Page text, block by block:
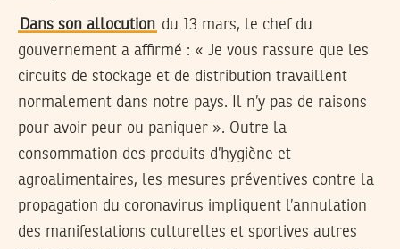
Dans son allocution du 13 mars, le chef du
gouvernement a affirmé : « Je vous rassure que les
circuits de stockage et de distribution travaillent
normalement dans notre pays. Il n’y pas de raisons
pour avoir peur ou paniquer ». Outre la
consommation des produits d’hygiène et
agroalimentaires, les mesures préventives contre la
propagation du coronavirus impliquent l’annulation
des manifestations culturelles et sportives autres